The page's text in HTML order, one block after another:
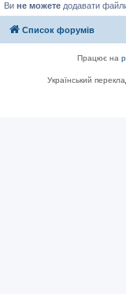
Ви не можете додавати
Список форумів
Працює на
Український